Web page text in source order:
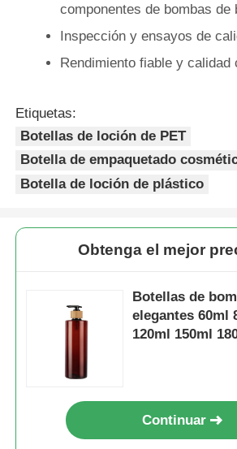
rociador nasal
rociador del disparador
componentes de bombas de
Inspección y ensayos de
Rendimiento fiable y calidad
Etiquetas:
Botellas de loción de PET
Botella de empaquetado
Botella de loción de plástico
Obtenga el mejor
Botellas de
elegantes 60ml
120ml 150ml
Continuar